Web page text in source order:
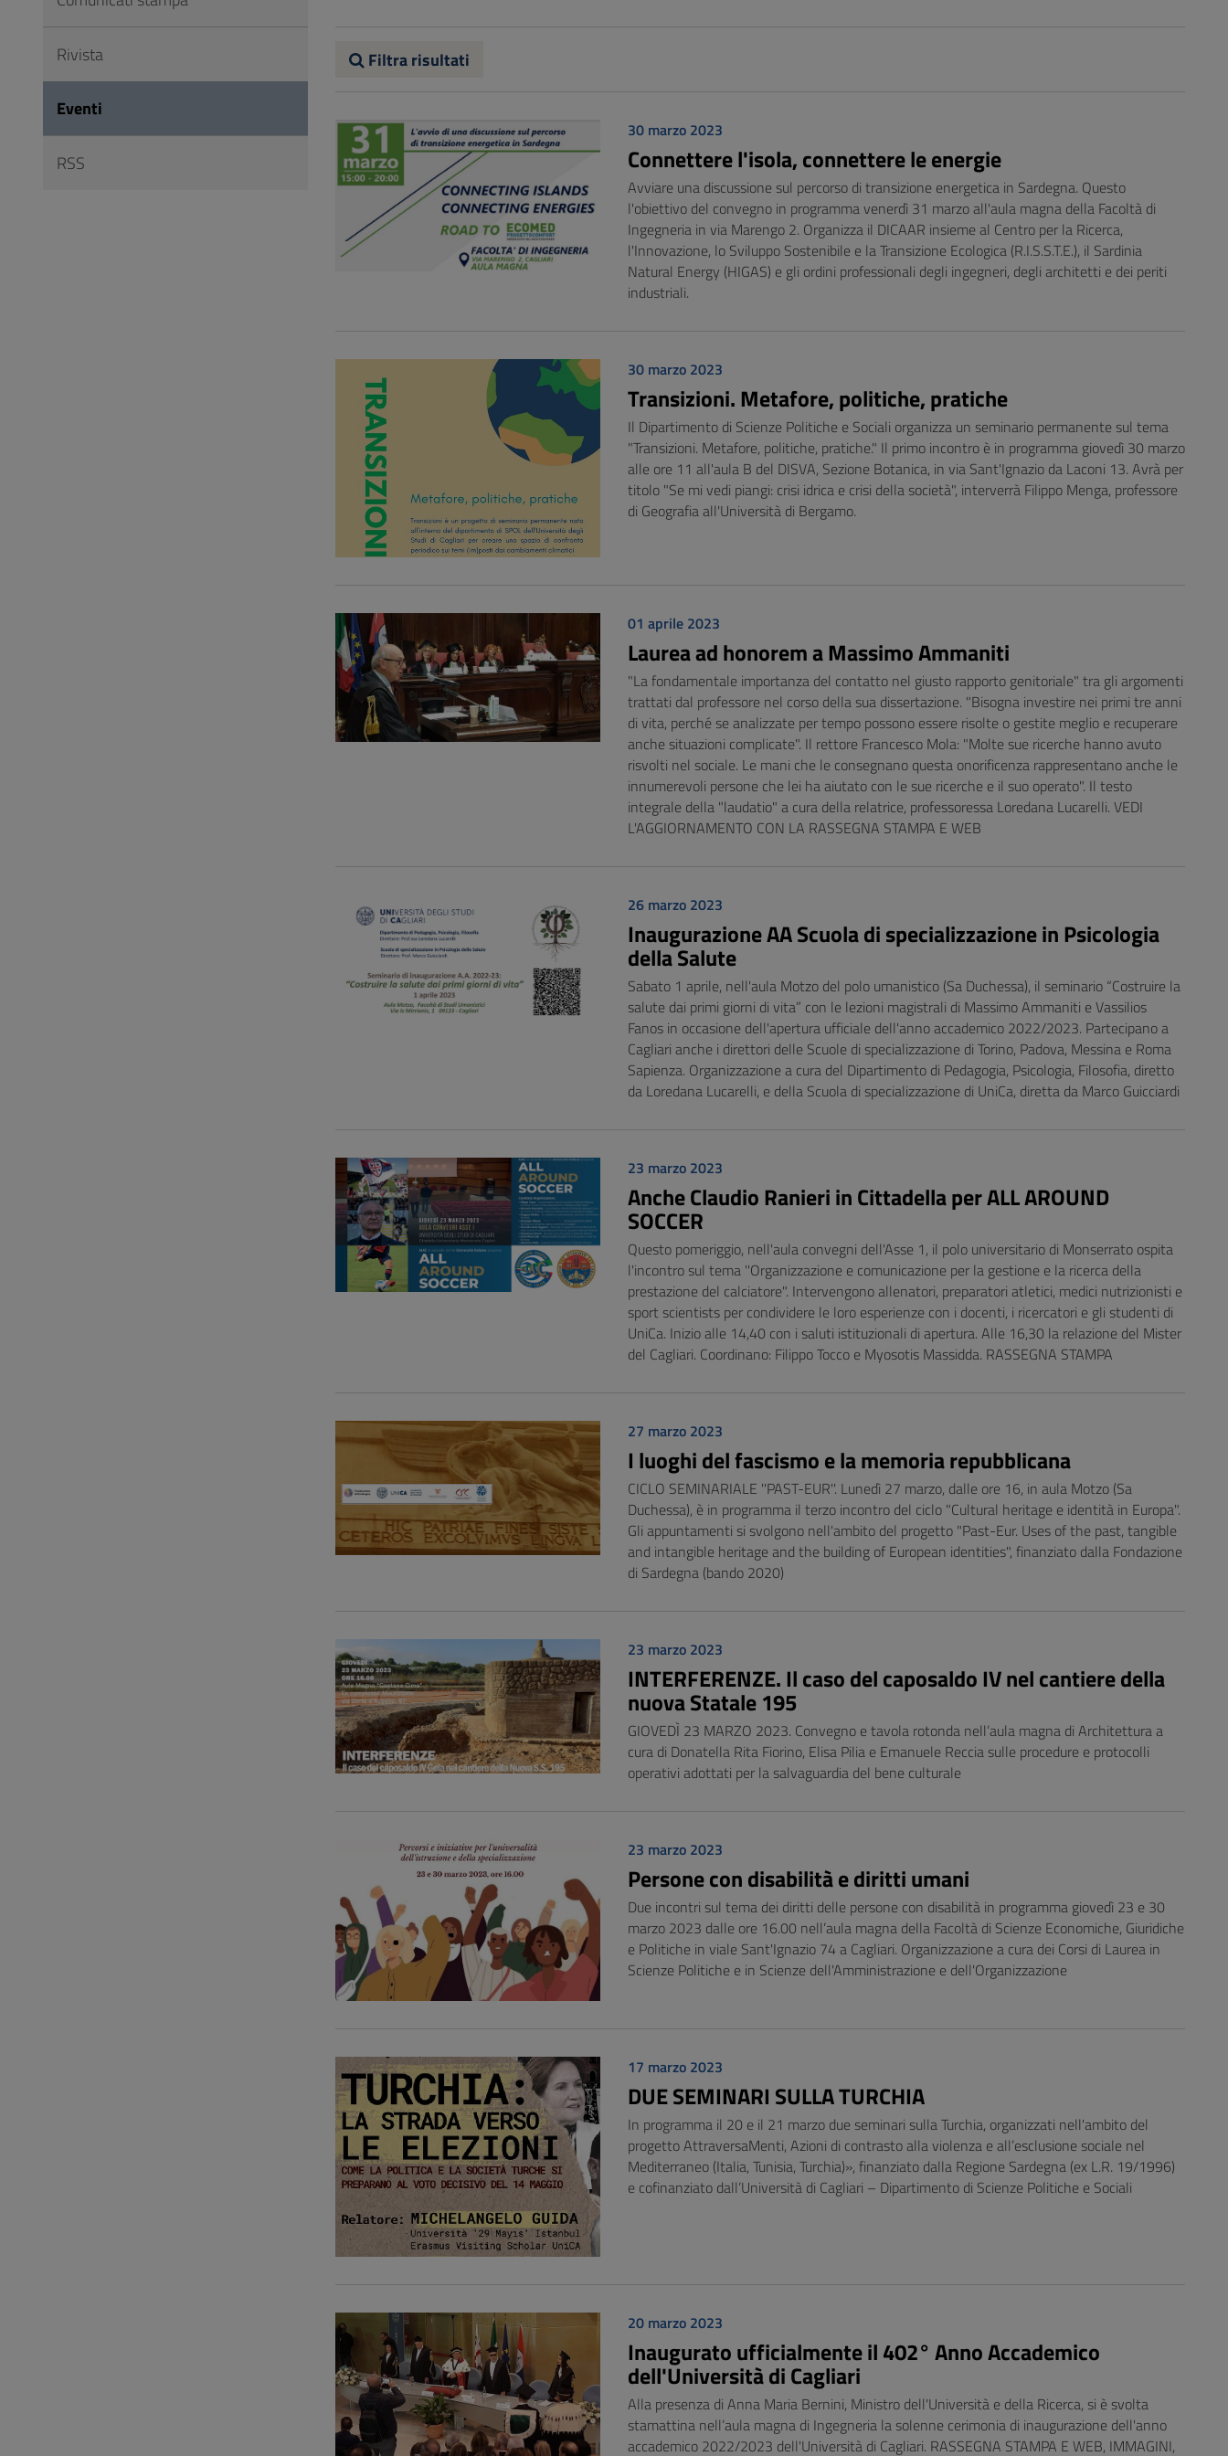
Footer
Filtra risultati
30 marzo 2023
Connettere l'isola, connettere le energie
Avviare una discussione sul percorso di transizione energetica in Sardegna. Questo
l'obiettivo del convegno in programma venerdì 31 marzo all'aula magna della Facoltà di
Ingegneria in via Marengo 2. Organizza il DICAAR insieme al Centro per la Ricerca,
l'Innovazione, lo Sviluppo Sostenibile e la Transizione Ecologica (R.I.S.S.T.E.), il Sardinia
Natural Energy (HIGAS) e gli ordini professionali degli ingegneri, degli architetti e dei periti
industriali.
30 marzo 2023
Transizioni. Metafore, politiche, pratiche
Il Dipartimento di Scienze Politiche e Sociali organizza un seminario permanente sul tema
"Transizioni. Metafore, politiche, pratiche." Il primo incontro è in programma giovedì 30 marzo
alle ore 11 all'aula B del DISVA, Sezione Botanica, in via Sant'Ignazio da Laconi 13. Avrà per
titolo "Se mi vedi piangi: crisi idrica e crisi della società", interverrà Filippo Menga, professore
di Geografia all'Università di Bergamo.
01 aprile 2023
Laurea ad honorem a Massimo Ammaniti
"La fondamentale importanza del contatto nel giusto rapporto genitoriale" tra gli argomenti
trattati dal professore nel corso della sua dissertazione. "Bisogna investire nei primi tre anni
di vita, perché se analizzate per tempo possono essere risolte o gestite meglio e recuperare
anche situazioni complicate". Il rettore Francesco Mola: "Molte sue ricerche hanno avuto
risvolti nel sociale. Le mani che le consegnano questa onorificenza rappresentano anche le
innumerevoli persone che lei ha aiutato con le sue ricerche e il suo operato". Il testo
integrale della "laudatio" a cura della relatrice, professoressa Loredana Lucarelli. VEDI
L'AGGIORNAMENTO CON LA RASSEGNA STAMPA E WEB
26 marzo 2023
Inaugurazione AA Scuola di specializzazione in Psicologia
della Salute
Sabato 1 aprile, nell'aula Motzo del polo umanistico (Sa Duchessa), il seminario “Costruire la
salute dai primi giorni di vita” con le lezioni magistrali di Massimo Ammaniti e Vassilios
Fanos in occasione dell'apertura ufficiale dell'anno accademico 2022/2023. Partecipano a
Cagliari anche i direttori delle Scuole di specializzazione di Torino, Padova, Messina e Roma
Sapienza. Organizzazione a cura del Dipartimento di Pedagogia, Psicologia, Filosofia, diretto
da Loredana Lucarelli, e della Scuola di specializzazione di UniCa, diretta da Marco Guicciardi
23 marzo 2023
Anche Claudio Ranieri in Cittadella per ALL AROUND
SOCCER
Questo pomeriggio, nell'aula convegni dell'Asse 1, il polo universitario di Monserrato ospita
l'incontro sul tema ''Organizzazione e comunicazione per la gestione e la ricerca della
prestazione del calciatore". Intervengono allenatori, preparatori atletici, medici nutrizionisti e
sport scientists per condividere le loro esperienze con i docenti, i ricercatori e gli studenti di
UniCa. Inizio alle 14,40 con i saluti istituzionali di apertura. Alle 16,30 la relazione del Mister
del Cagliari. Coordinano: Filippo Tocco e Myosotis Massidda. RASSEGNA STAMPA
27 marzo 2023
I luoghi del fascismo e la memoria repubblicana
CICLO SEMINARIALE ''PAST-EUR''. Lunedì 27 marzo, dalle ore 16, in aula Motzo (Sa
Duchessa), è in programma il terzo incontro del ciclo "Cultural heritage e identità in Europa".
Gli appuntamenti si svolgono nell'ambito del progetto "Past-Eur. Uses of the past, tangible
and intangible heritage and the building of European identities", finanziato dalla Fondazione
di Sardegna (bando 2020)
23 marzo 2023
INTERFERENZE. Il caso del caposaldo IV nel cantiere della
nuova Statale 195
GIOVEDÌ 23 MARZO 2023. Convegno e tavola rotonda nell’aula magna di Architettura a
cura di Donatella Rita Fiorino, Elisa Pilia e Emanuele Reccia sulle procedure e protocolli
operativi adottati per la salvaguardia del bene culturale
23 marzo 2023
Persone con disabilità e diritti umani
Due incontri sul tema dei diritti delle persone con disabilità in programma giovedì 23 e 30
marzo 2023 dalle ore 16.00 nell’aula magna della Facoltà di Scienze Economiche, Giuridiche
e Politiche in viale Sant'Ignazio 74 a Cagliari. Organizzazione a cura dei Corsi di Laurea in
Scienze Politiche e in Scienze dell'Amministrazione e dell'Organizzazione
17 marzo 2023
DUE SEMINARI SULLA TURCHIA
In programma il 20 e il 21 marzo due seminari sulla Turchia, organizzati nell'ambito del
progetto AttraversaMenti, Azioni di contrasto alla violenza e all’esclusione sociale nel
Mediterraneo (Italia, Tunisia, Turchia)», finanziato dalla Regione Sardegna (ex L.R. 19/1996)
e cofinanziato dall’Università di Cagliari – Dipartimento di Scienze Politiche e Sociali
20 marzo 2023
Inaugurato ufficialmente il 402° Anno Accademico
dell'Università di Cagliari
Alla presenza di Anna Maria Bernini, Ministro dell'Università e della Ricerca, si è svolta
stamattina nell’aula magna di Ingegneria la solenne cerimonia di inaugurazione dell'anno
accademico 2022/2023 dell'Università di Cagliari. RASSEGNA STAMPA E WEB, IMMAGINI,
Rivista
Eventi
RSS